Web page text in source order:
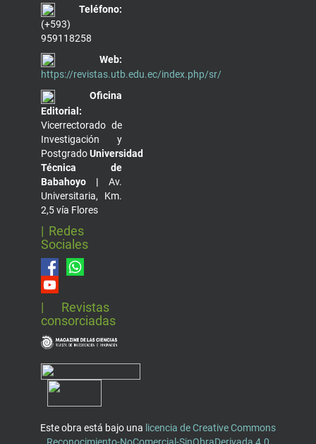
Teléfono:
(+593)
959118258
Web:
https://revistas.utb.edu.ec/index.php/sr/
Oficina
Editorial:
Vicerrectorado de
Investigación y
PostgradoUniversidad
Técnica de
Babahoyo | Av.
Universitaria, Km.
2,5 vía Flores
| Redes
Sociales
| Revistas
consorciadas
Este obra está bajo una licencia de Creative Commons